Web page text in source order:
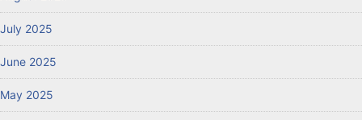
July 2025
June 2025
May 2025